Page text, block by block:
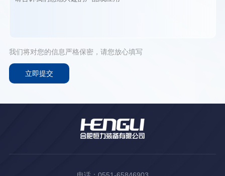
我们将对您的信息严格保密，请您放心填写